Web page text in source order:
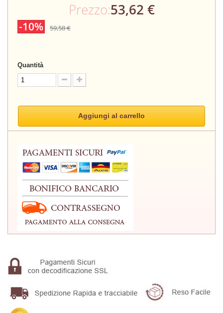
Prezzo:53,62 €
-10% 59,58 €
Quantità
Aggiungi al carrello